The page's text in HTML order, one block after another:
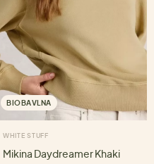
BIOBAVLNA
WHITE STUFF
Mikina Daydreamer Khaki